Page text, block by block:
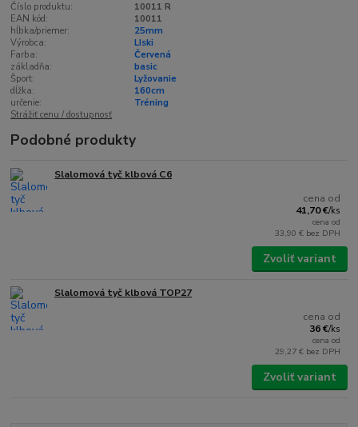
Číslo produktu:
10011 R
EAN kód:
10011
hĺbka/priemer:
25mm
Výrobca:
LIski
Farba:
Červená
základňa:
basic
Šport:
Lyžovanie
dĺžka:
160cm
určenie:
Tréning
Strážiť cenu / dostupnosť
Podobné produkty
Slalomová tyč klbová C6
cena od
41,70 €/ks
cena od
33,90 € bez DPH
Zvoliť variant
Slalomová tyč klbová TOP27
cena od
36 €/ks
cena od
29,27 € bez DPH
Zvoliť variant